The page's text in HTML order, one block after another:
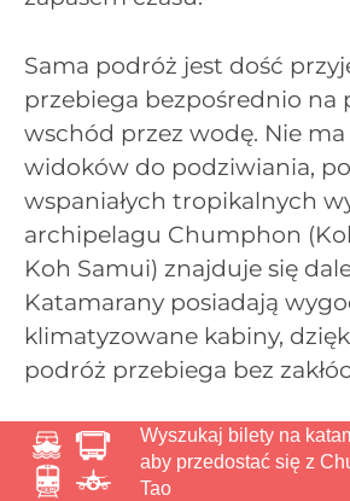
Sama podróż jest dość
przebiega bezpośrednio na
wschód przez wodę. Nie
widoków do podziwiania,
wspaniałych tropikalnych
archipelagu Chumphon
Koh Samui) znajduje się
Katamarany posiadają
klimatyzowane kabiny,
podróż przebiega bez
Wyszukaj bilety na
aby przedostać się z
Tao